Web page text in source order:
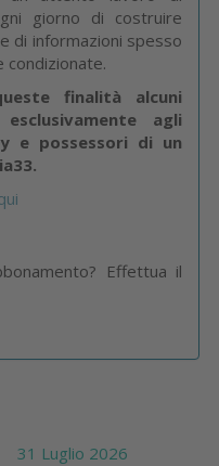
giorno di costruire
di informazioni spesso
finalità alcuni
agli
e possessori di un
Effettua il
31 Luglio 2026